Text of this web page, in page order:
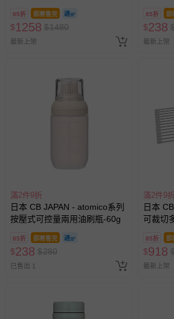
85折 即將售完
$1258 $1480
最新上架
85折 即
$238
最新上架
滿2件9折
日本 CB JAPAN - atomico系列
按壓式可控量兩用油刷瓶-60g
85折 即將售完
$238 $280
已售出 1
滿2件9折
日本
可裁切
85折 即
$918
最新上架